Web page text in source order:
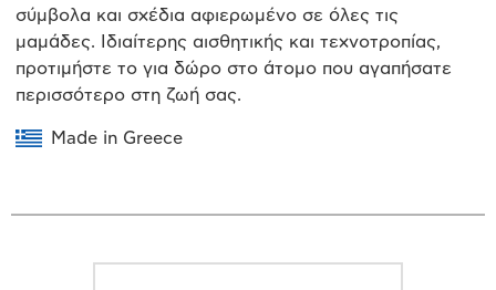
σύμβολα και σχέδια αφιερωμένο σε όλες τις
μαμάδες. Ιδιαίτερης αισθητικής και τεχνοτροπίας,
προτιμήστε το για δώρο στο άτομο που αγαπήσατε
περισσότερο στη ζωή σας.
Made in Greece